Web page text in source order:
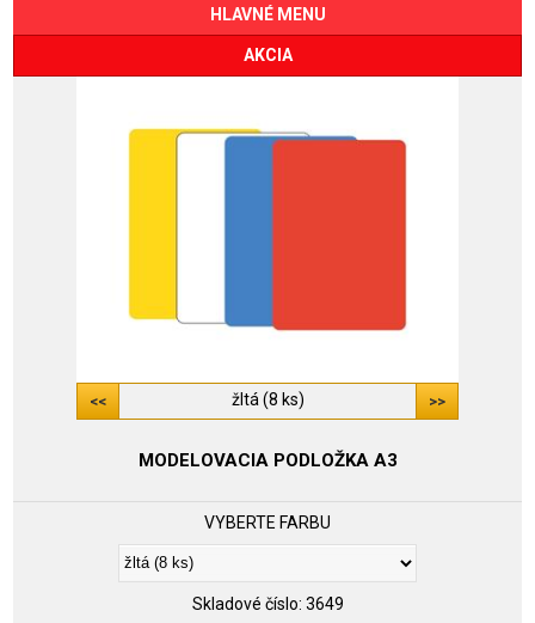
HLAVNÉ MENU
AKCIA
žltá (8 ks)
MODELOVACIA PODLOŽKA A3
VYBERTE FARBU
Skladové číslo: 3649